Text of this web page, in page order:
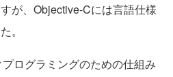
が、Objective-Cには言語仕様
。
ログラミングのための仕組み